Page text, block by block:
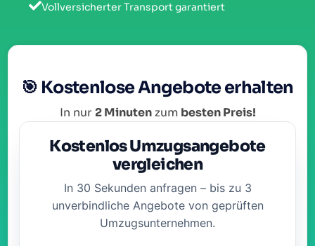
Vollversicherter Transport garantiert
🎯 Kostenlose Angebote erhalten
In nur2 Minutenzum besten Preis!
Kostenlos Umzugsangebote
vergleichen
In 30 Sekunden anfragen – bis zu 3
unverbindliche Angebote von geprüften
Umzugsunternehmen.